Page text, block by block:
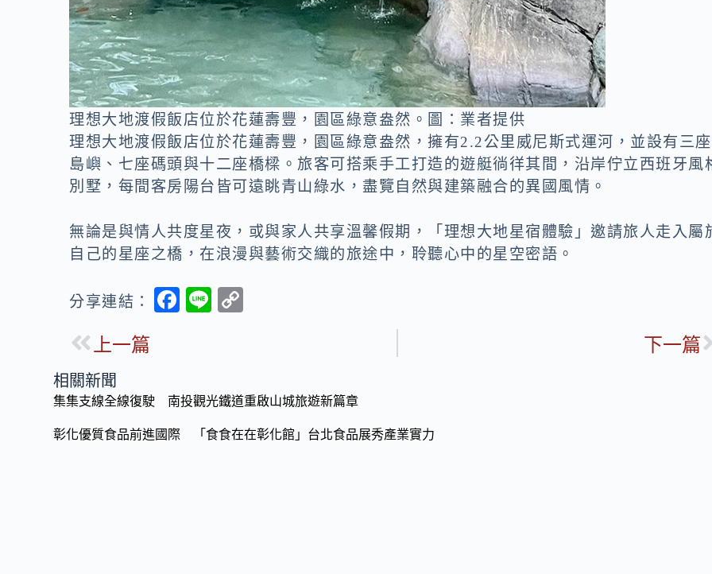
理想大地渡假飯店位於花蓮壽豐，園區綠意盎然。圖：業者提供
理想大地渡假飯店位於花蓮壽豐，園區綠意盎然，擁有2.2公里威尼斯式運河，並設有三座
島嶼、七座碼頭與十二座橋樑。旅客可搭乘手工打造的遊艇徜徉其間，沿岸佇立西班牙風
別墅，每間客房陽台皆可遠眺青山綠水，盡覽自然與建築融合的異國風情。
無論是與情人共度星夜，或與家人共享溫馨假期，「理想大地星宿體驗」邀請旅人走入屬
自己的星座之橋，在浪漫與藝術交織的旅途中，聆聽心中的星空密語。
分享連結：
F
o
o
Li
Li
n
上一篇 下一篇
相關新聞
集集支線全線復駛 南投觀光鐵道重啟山城旅遊新篇章
彰化優質食品前進國際 「食食在在彰化館」台北食品展秀產業實力